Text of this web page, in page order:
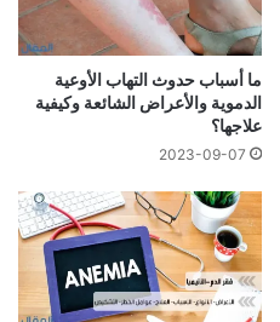
ما أسباب حدوث التهاب الأوعية
الدموية والأعراض الشائعة وكيفية
علاجها؟
2023-09-07